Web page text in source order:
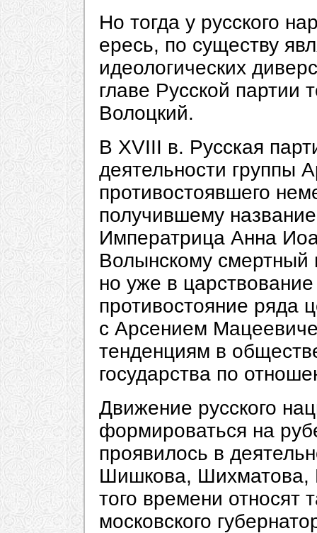
Но тогда у русского
ересь, по существу
идеологических
главе Русской партии
Волоцкий.
В XVIII в. Русская
деятельности группы
противостоявшего
получившему
Императрица Анна
Волынскому смертный
но уже в
противостояние ряда
с Арсением
тенденциям в
государства по
Движение русского
формироваться на
проявилось в
Шишкова, Шихматова,
того времени
московского